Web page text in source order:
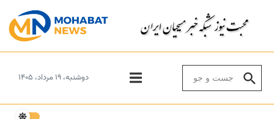
دوشنبه، ۱۹ مرداد، ۱۴۰۵